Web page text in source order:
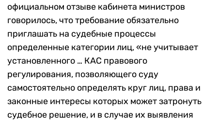
официальном отзыве кабинета министров
говорилось, что требование обязательно
приглашать на судебные процессы
определенные категории лиц, «не учитывает
установленного … КАС правового
регулирования, позволяющего суду
самостоятельно определять круг лиц, права и
законные интересы которых может затронуть
судебное решение, и в случае их выявления